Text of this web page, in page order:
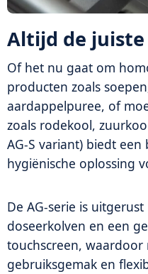
Altijd de juiste
Of het nu gaat om
producten zoals
aardappelpuree, of
zoals rodekool,
AG-S variant) biedt
hygiënische oplossing
De AG-serie is
doseerkolven en een
touchscreen,
gebruiksgemak en